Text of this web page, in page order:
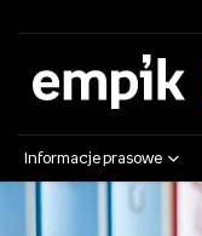
Informacje prasowe